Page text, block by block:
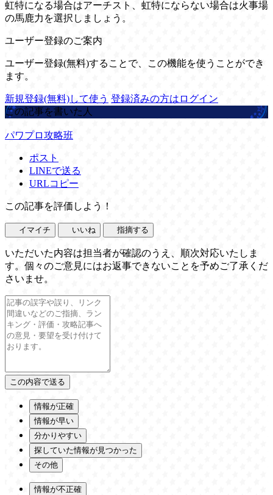
虹特になる場合はアーチスト、虹特にならない場合は火事場
の馬鹿力を選択しましょう。
ユーザー登録のご案内
ユーザー登録(無料)することで、この機能を使うことができ
ます。
新規登録(無料)して使う 登録済みの方はログイン
この記事を書いた人
パワプロ攻略班
ポスト
LINEで送る
URLコピー
この記事を評価しよう！
イマイチ いいね 指摘する
いただいた内容は担当者が確認のうえ、順次対応いたしま
す。個々のご意見にはお返事できないことを予めご了承くだ
さいませ。
情報が正確
情報が早い
分かりやすい
探していた情報が見つかった
その他
情報が不正確